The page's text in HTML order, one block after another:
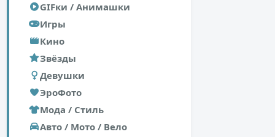
GIFки / Анимашки
Игры
Кино
Звёзды
Девушки
ЭроФото
Мода / Стиль
Авто / Мото / Вело